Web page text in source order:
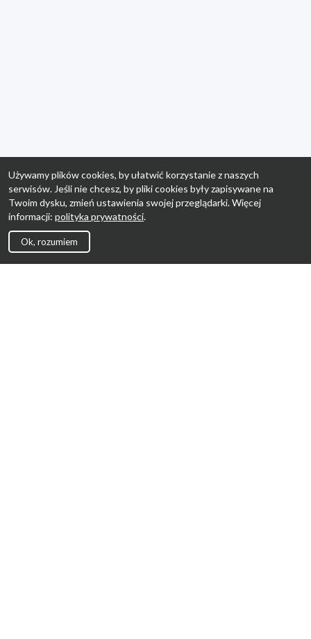
Używamy plików cookies, by ułatwić korzystanie z naszych
serwisów. Jeśli nie chcesz, by pliki cookies były zapisywane na
Twoim dysku, zmień ustawienia swojej przeglądarki. Więcej
informacji: polityka prywatności.
Ok, rozumiem